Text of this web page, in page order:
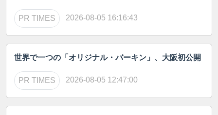
PR TIMES 2026-08-05 16:16:43
世界で一つの「オリジナル・バーキン」、大阪初公開
PR TIMES 2026-08-05 12:47:00